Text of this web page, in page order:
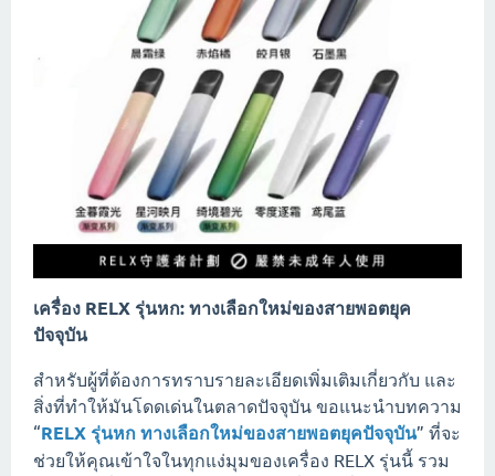
เครื่อง RELX รุ่นหก: ทางเลือกใหม่ของสายพอตยุค
ปัจจุบัน
สำหรับผู้ที่ต้องการทราบรายละเอียดเพิ่มเติมเกี่ยวกับ และ
สิ่งที่ทำให้มันโดดเด่นในตลาดปัจจุบัน ขอแนะนำบทความ
“RELX รุ่นหก ทางเลือกใหม่ของสายพอตยุคปัจจุบัน” ที่จะ
ช่วยให้คุณเข้าใจในทุกแง่มุมของเครื่อง RELX รุ่นนี้ รวม